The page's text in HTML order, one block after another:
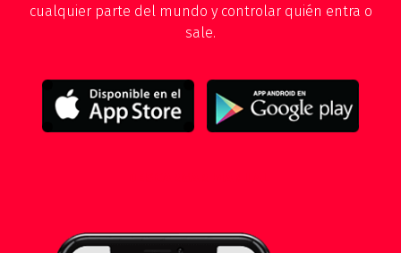
cualquier parte del mundo y controlar quién entra o
sale.